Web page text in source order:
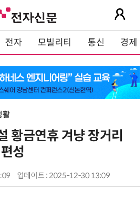
전자 모빌리티 통신 경제
활
황금연휴 겨냥 장거리
성
업데이트 : 2025-12-30 13:09